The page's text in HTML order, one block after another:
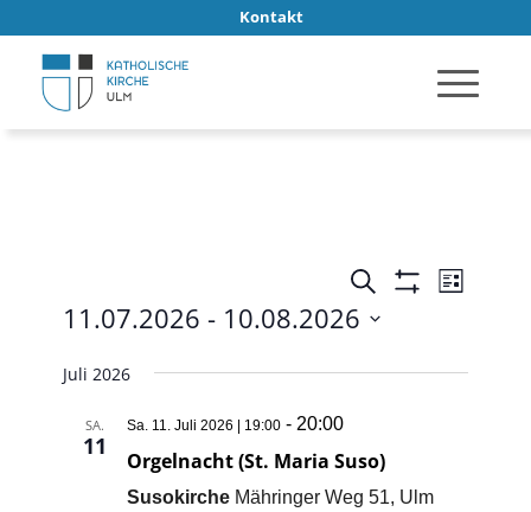
Kontakt
SUCHE
Suche Liste
11.07.2026 - 10.08.2026
wählen.
Juli 2026
SA.
11
Sa. 11. Juli 2026 | 19:00 - 20:00
Orgelnacht (St. Maria Suso)
Susokirche Mähringer Weg 51, Ulm